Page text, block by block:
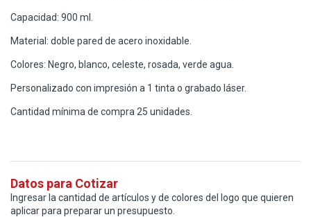
Capacidad: 900 ml.
Material: doble pared de acero inoxidable.
Colores: Negro, blanco, celeste, rosada, verde agua.
Personalizado con impresión a 1 tinta o grabado láser.
Cantidad mínima de compra 25 unidades.
Datos para Cotizar
Ingresar la cantidad de artículos y de colores del logo que quieren
aplicar para preparar un presupuesto.